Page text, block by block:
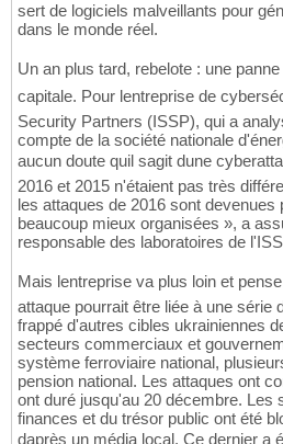
sert de logiciels malveillants pour
dans le monde réel.
Un an plus tard, rebelote : une panne
capitale. Pour lentreprise de
Security Partners (ISSP), qui a
compte de la société nationale
aucun doute quil sagit dune
2016 et 2015 n'étaient pas très
les attaques de 2016 sont
beaucoup mieux organisées », a
responsable des laboratoires de
Mais lentreprise va plus loin et
attaque pourrait être liée à une série
frappé d'autres cibles ukrainiennes
secteurs commerciaux et
système ferroviaire national,
pension national. Les attaques ont
ont duré jusqu'au 20 décembre. Les
finances et du trésor public ont été
daprès un média local. Ce dernier a